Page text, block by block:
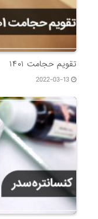
تقویم حجامت ۱۴۰۱
2022-03-13